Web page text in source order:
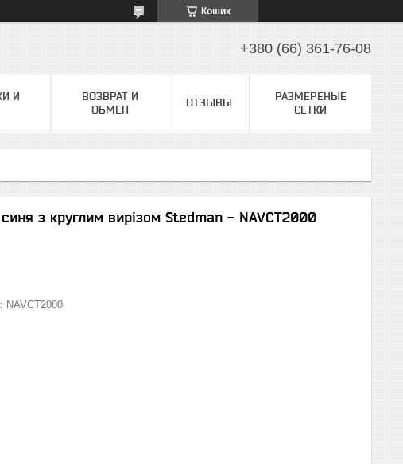
Кошик
+380 (66) 361-76-08
И
ВОЗВРАТ И
ОБМЕН
ОТЗЫВЫ
РАЗМЕРЕНЫЕ
СЕТКИ
з круглим вирізом Stedman - NAVCT2000
NAVCT2000